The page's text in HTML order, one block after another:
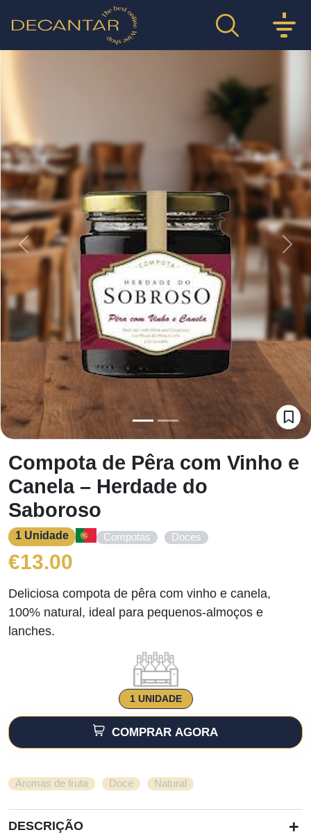
Previous
Compota de Pêra com Vinho e
Canela – Herdade do
Saboroso
1 Unidade Compotas Doces
€13.00
Deliciosa compota de pêra com vinho e canela,
100% natural, ideal para pequenos-almoços e
lanches.
1 UNIDADE
COMPRAR AGORA
Aromas de fruta Doce Natural
DESCRIÇÃO +